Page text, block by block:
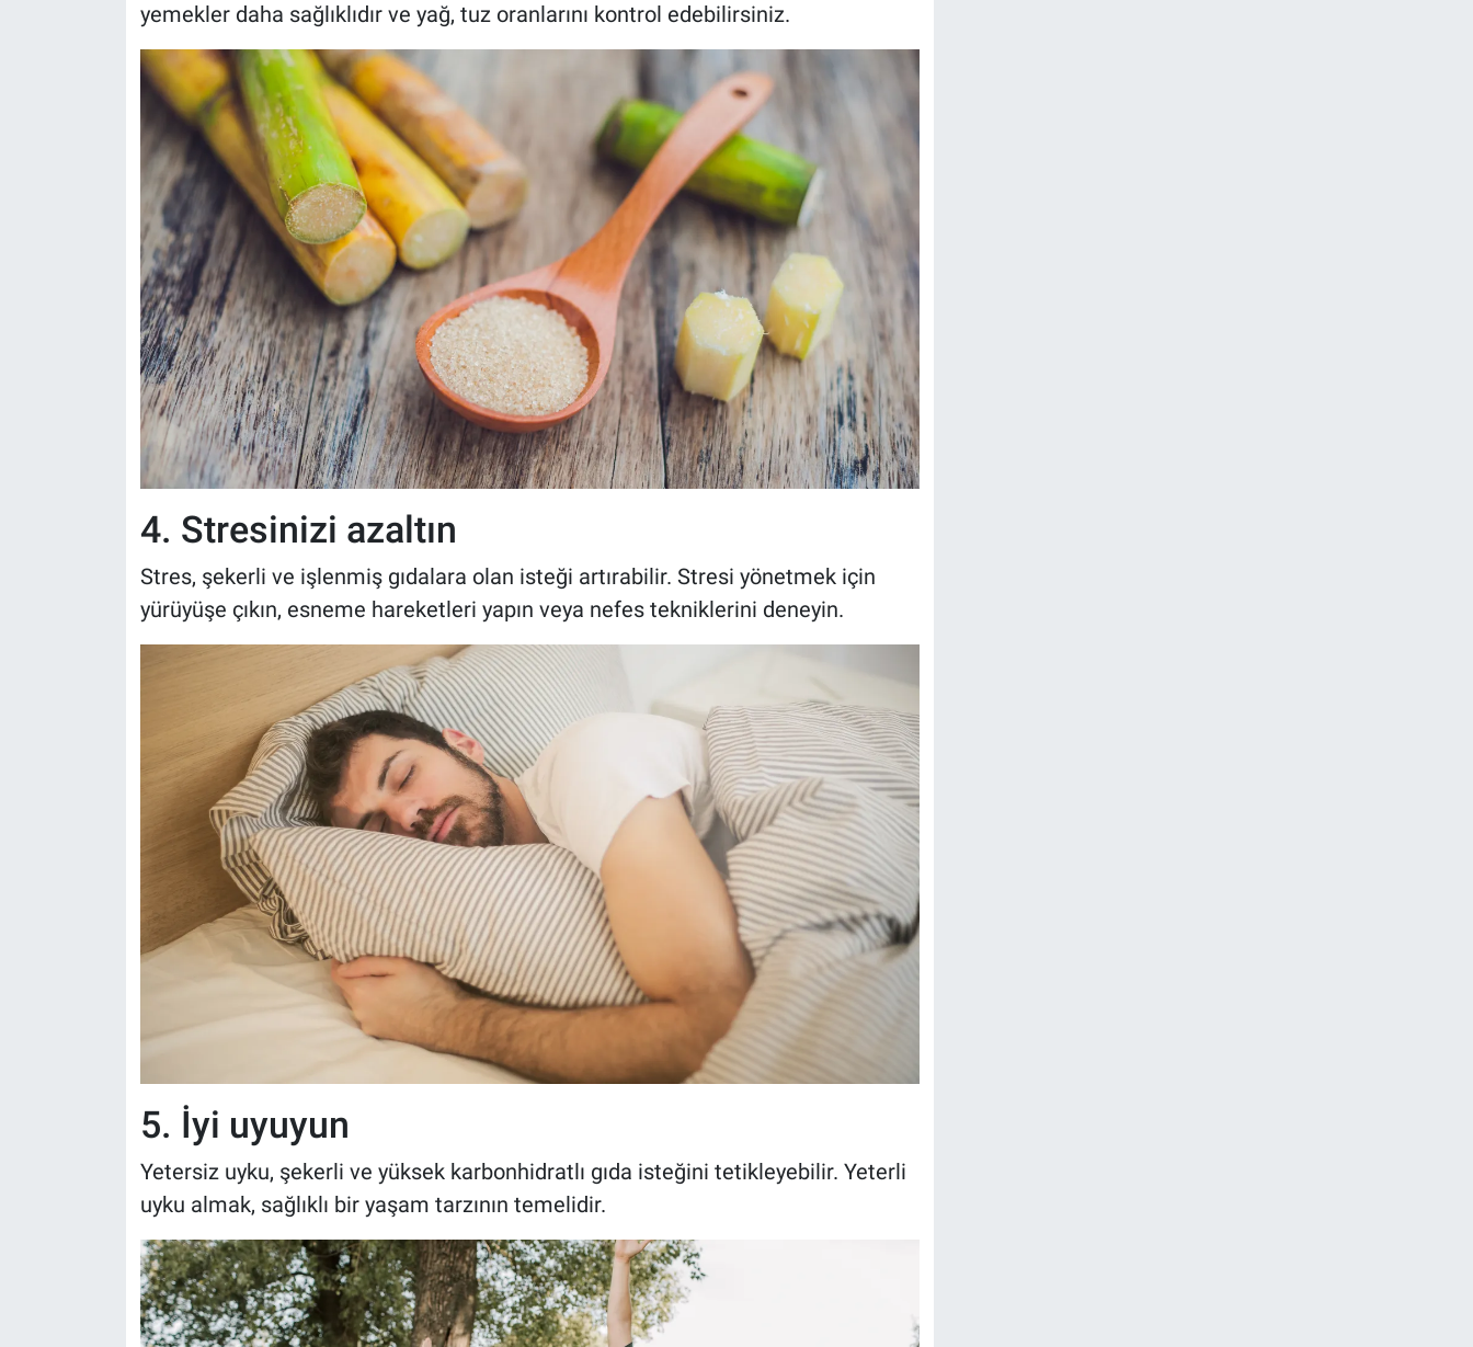
yemekler daha sağlıklıdır ve yağ, tuz oranlarını kontrol edebilirsiniz.
4. Stresinizi azaltın
Stres, şekerli ve işlenmiş gıdalara olan isteği artırabilir. Stresi yönetmek için
yürüyüşe çıkın, esneme hareketleri yapın veya nefes tekniklerini deneyin.
5. İyi uyuyun
Yetersiz uyku, şekerli ve yüksek karbonhidratlı gıda isteğini tetikleyebilir. Yeterli
uyku almak, sağlıklı bir yaşam tarzının temelidir.